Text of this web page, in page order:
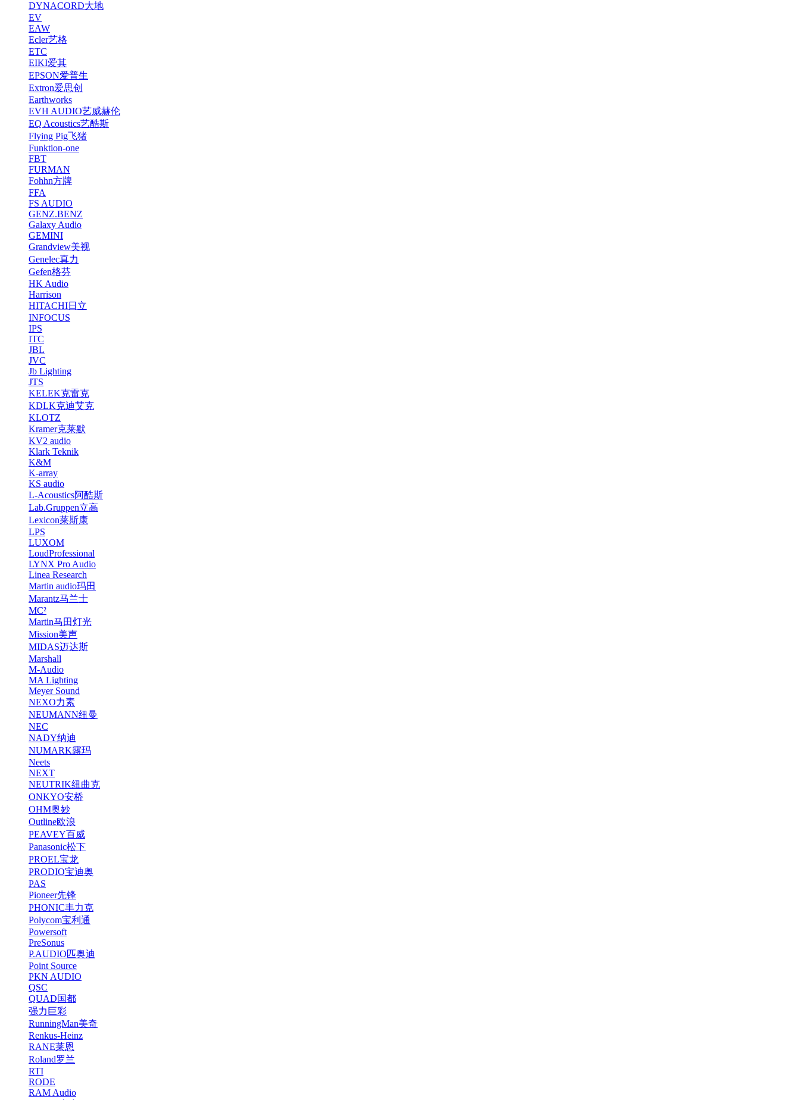
DYNACORD大地
EV
EAW
Ecler艺格
ETC
EIKI爱其
EPSON爱普生
Extron爱思创
Earthworks
EVH AUDIO艺威赫伦
EQ Acoustics艺酷斯
Flying Pig飞猪
Funktion-one
FBT
FURMAN
Fohhn方牌
FFA
FS AUDIO
GENZ.BENZ
Galaxy Audio
GEMINI
Grandview美视
Genelec真力
Gefen格芬
HK Audio
Harrison
HITACHI日立
INFOCUS
IPS
ITC
JBL
JVC
Jb Lighting
JTS
KELEK克雷克
KDLK克迪艾克
KLOTZ
Kramer克莱默
KV2 audio
Klark Teknik
K&M
K-array
KS audio
L-Acoustics阿酷斯
Lab.Gruppen立高
Lexicon莱斯康
LPS
LUXOM
LoudProfessional
LYNX Pro Audio
Linea Research
Martin audio玛田
Marantz马兰士
MC²
Martin马田灯光
Mission美声
MIDAS迈达斯
Marshall
M-Audio
MA Lighting
Meyer Sound
NEXO力素
NEUMANN纽曼
NEC
NADY纳迪
NUMARK露玛
Neets
NEXT
NEUTRIK纽曲克
ONKYO安桥
OHM奥妙
Outline欧浪
PEAVEY百威
Panasonic松下
PROEL宝龙
PRODIO宝迪奥
PAS
Pioneer先锋
PHONIC丰力克
Polycom宝利通
Powersoft
PreSonus
P.AUDIO匹奥迪
Point Source
PKN AUDIO
QSC
QUAD国都
强力巨彩
RunningMan美奇
Renkus-Heinz
RANE莱恩
Roland罗兰
RTI
RODE
RAM Audio